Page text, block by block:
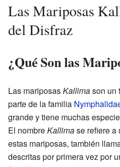
Las Mariposas
del Disfraz
¿Qué Son las
Las mariposasKallimason un
parte de la familia
grande y tiene muchas
El nombreKallimase refiere a
estas mariposas, también
descritas por primera vez por